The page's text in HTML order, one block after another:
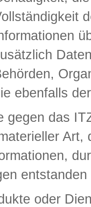
ebenfalls
gegen das
oder